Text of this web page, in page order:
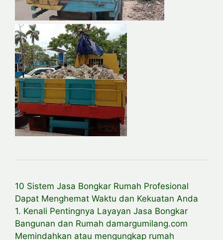
10 Sistem Jasa Bongkar Rumah Profesional
Dapat Menghemat Waktu dan Kekuatan Anda
1. Kenali Pentingnya Layayan Jasa Bongkar
Bangunan dan Rumah damargumilang.com
Memindahkan atau mengungkap rumah